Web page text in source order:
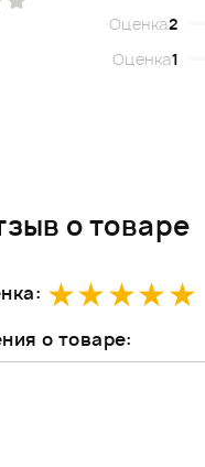
Оценка2
Оценка1
о товаре
о товаре: